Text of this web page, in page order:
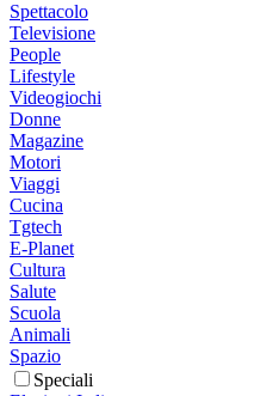
Spettacolo
Televisione
People
Lifestyle
Videogiochi
Donne
Magazine
Motori
Viaggi
Cucina
Tgtech
E-Planet
Cultura
Salute
Scuola
Animali
Spazio
Speciali